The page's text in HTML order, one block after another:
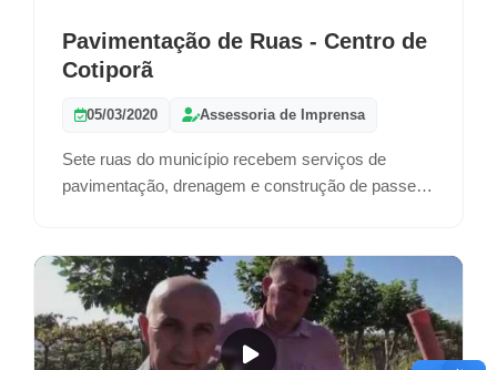
Pavimentação de Ruas - Centro de
Cotiporã
05/03/2020 Assessoria de Imprensa
Sete ruas do município recebem serviços de
pavimentação, drenagem e construção de passeio